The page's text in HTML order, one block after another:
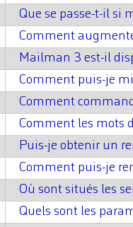
Que se passe-t-il si
Comment
Mailman 3 est-il
Comment puis-je
Comment
Comment les mots
Puis-je obtenir un
Comment puis-je
Où sont situés les
Quels sont les